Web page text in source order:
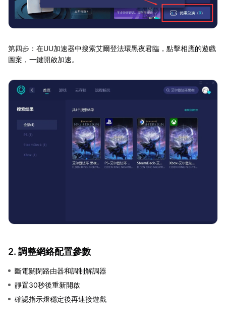
第四步：在UU加速器中搜索艾爾登法環黑夜君臨，點擊相應的遊戲
圖案，一鍵開啟加速。
2. 調整網絡配置參數
斷電關閉路由器和調制解調器
靜置30秒後重新開啟
確認指示燈穩定後再連接遊戲